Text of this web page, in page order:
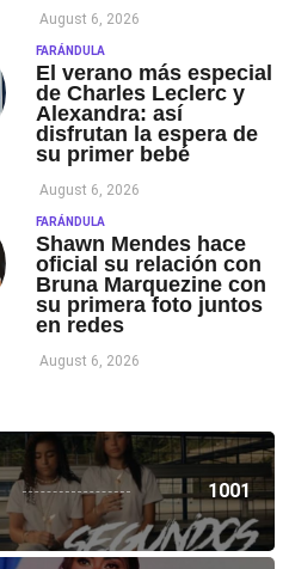
August 6, 2026
FARÁNDULA
El verano más especial
de Charles Leclerc y
Alexandra: así
disfrutan la espera de
su primer bebé
August 6, 2026
FARÁNDULA
Shawn Mendes hace
oficial su relación con
Bruna Marquezine con
su primera foto juntos
en redes
August 6, 2026
1001